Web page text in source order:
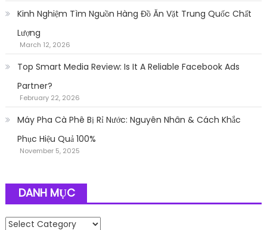
Kinh Nghiệm Tìm Nguồn Hàng Đồ Ăn Vặt Trung Quốc Chất
Lượng
March 12, 2026
Top Smart Media Review: Is It A Reliable Facebook Ads
Partner?
February 22, 2026
Máy Pha Cà Phê Bị Rỉ Nước: Nguyên Nhân & Cách Khắc
Phục Hiệu Quả 100%
November 5, 2025
DANH MỤC
Danh mục